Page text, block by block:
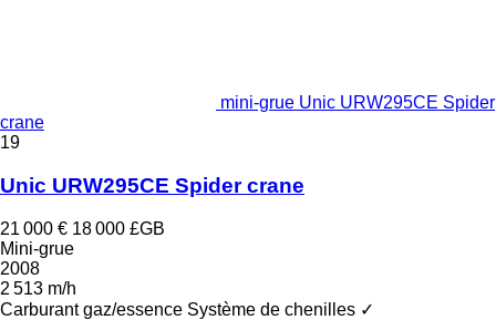
mini-grue Unic URW295CE Spider
crane
19
Unic URW295CE Spider crane
21 000 € 18 000 £GB
Mini-grue
2008
2 513 m/h
Carburant gaz/essence Système de chenilles ✓